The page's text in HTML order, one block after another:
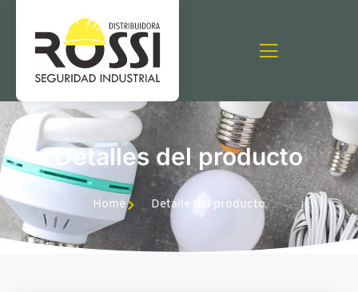
Detalles del producto
Home Detalle del producto